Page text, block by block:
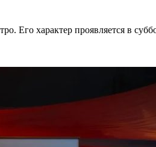
Его характер проявляется в